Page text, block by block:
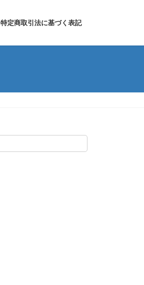
特定商取引法に基づく表記